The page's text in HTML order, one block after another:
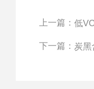
上一篇： 低
下一篇： 炭